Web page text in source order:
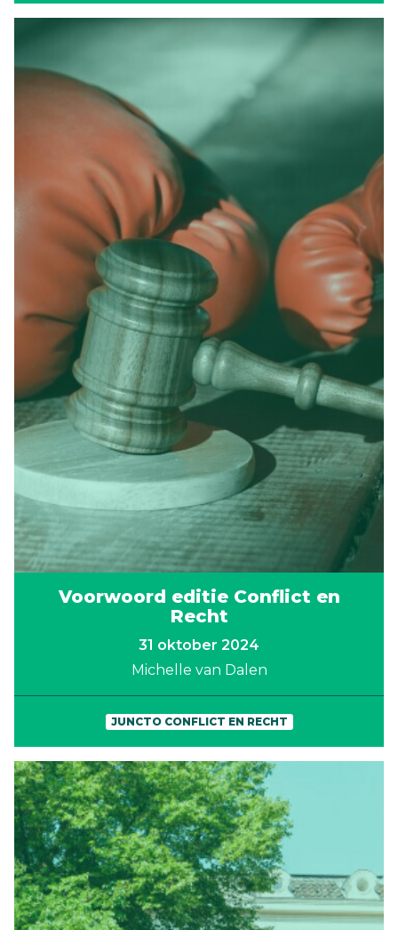
Voorwoord editie Conflict en
Recht
31 oktober 2024
Michelle van Dalen
JUNCTO CONFLICT EN RECHT